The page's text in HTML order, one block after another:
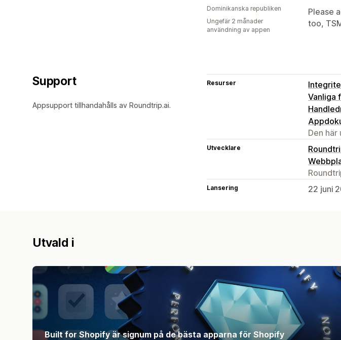
Please
too,
Dominikanska republiken
Ungefär 2 månader
användning av appen
Support
Appsupport tillhandahålls av Roundtrip.ai.
Resurser
Vanliga
Den
Utvecklare
Lansering 22 juni
Utvald i
Built for Shopify är signum på de bästa apparna för Shopify